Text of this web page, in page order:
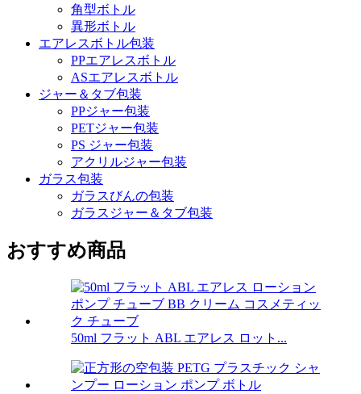
角型ボトル
異形ボトル
エアレスボトル包装
PPエアレスボトル
ASエアレスボトル
ジャー＆タブ包装
PPジャー包装
PETジャー包装
PS ジャー包装
アクリルジャー包装
ガラス包装
ガラスびんの包装
ガラスジャー＆タブ包装
おすすめ商品
50ml フラット ABL エアレス ロット...